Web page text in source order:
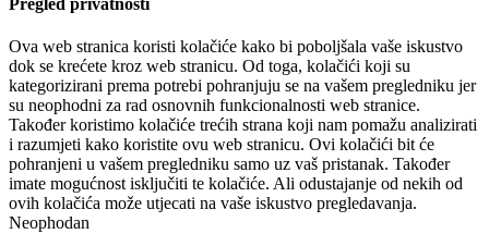
Pregled privatnosti
Ova web stranica koristi kolačiće kako bi poboljšala vaše iskustvo
dok se krećete kroz web stranicu. Od toga, kolačići koji su
kategorizirani prema potrebi pohranjuju se na vašem pregledniku jer
su neophodni za rad osnovnih funkcionalnosti web stranice.
Također koristimo kolačiće trećih strana koji nam pomažu analizirati
i razumjeti kako koristite ovu web stranicu. Ovi kolačići bit će
pohranjeni u vašem pregledniku samo uz vaš pristanak. Također
imate mogućnost isključiti te kolačiće. Ali odustajanje od nekih od
ovih kolačića može utjecati na vaše iskustvo pregledavanja.
Neophodan